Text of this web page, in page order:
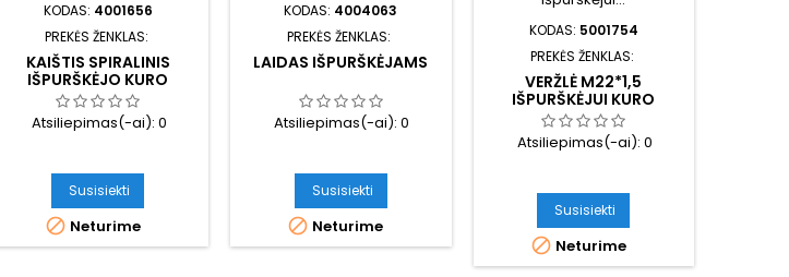
KODAS: 4001656
PREKĖS ŽENKLAS:
KAIŠTIS SPIRALINIS
IŠPURŠKĖJO KURO
Atsiliepimas(-ai): 0
Susisiekti
 Neturime
KODAS: 4004063
PREKĖS ŽENKLAS:
LAIDAS IŠPURŠKĖJAMS
Atsiliepimas(-ai):0
Susisiekti
 Neturime
KODAS: 5001754
PREKĖS ŽENKLAS:
VERŽLĖ M22*1,5
IŠPURŠKĖJUI KURO
Atsiliepimas(-ai): 0
Susisiekti
 Neturime